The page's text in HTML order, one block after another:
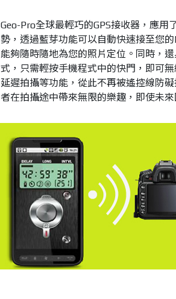
Geo-Pro全球最輕巧的GPS接收器，應用
勢，透過藍芽功能可以自動快速接至您
能夠隨時隨地為您的照片定位。同時，
式，只需輕按手機程式中的快門，即可
延遲拍攝等功能，從此不再被遙控線防
者在拍攝途中帶來無限的樂趣，即使未